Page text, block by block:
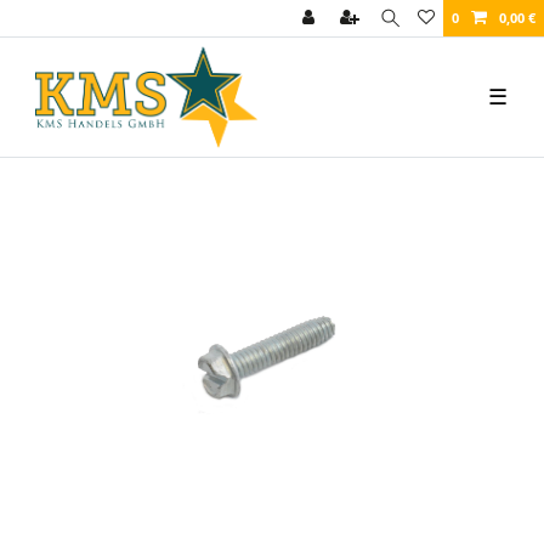
0 0,00 €
☰